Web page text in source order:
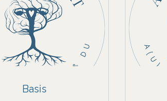
Basis